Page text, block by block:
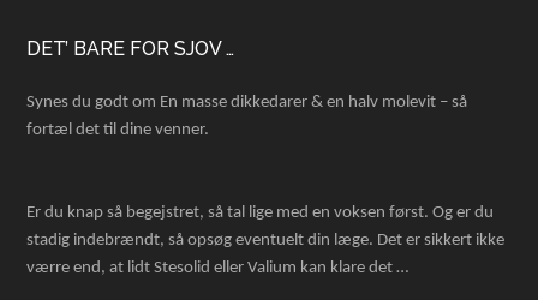
Footer
DET’ BARE FOR SJOV …
Synes du godt om En masse dikkedarer & en halv molevit – så
fortæl det til dine venner.
Er du knap så begejstret, så tal lige med en voksen først. Og er du
stadig indebrændt, så opsøg eventuelt din læge. Det er sikkert ikke
værre end, at lidt Stesolid eller Valium kan klare det …